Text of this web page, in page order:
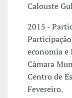
Calouste
2015 -
economia e
Câmara
Centro de
Fevereiro.